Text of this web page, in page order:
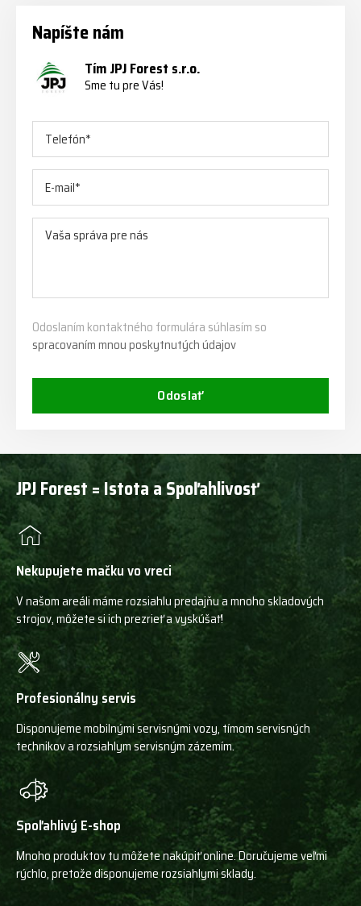
Napíšte nám
Tím JPJ Forest s.r.o.
Sme tu pre Vás!
Odoslaním kontaktného formulára súhlasím so
spracovaním mnou poskytnutých údajov
Odoslať
JPJ Forest = Istota a Spoľahlivosť
Nekupujete mačku vo vreci
V našom areáli máme rozsiahlu predajňu a mnoho skladových
strojov, môžete si ich prezrieť a vyskúšať!
Profesionálny servis
Disponujeme mobilnými servisnými vozy, tímom servisných
technikov a rozsiahlym servisným zázemím.
Spoľahlivý E-shop
Mnoho produktov tu môžete nakúpiť online. Doručujeme veľmi
rýchlo, pretože disponujeme rozsiahlymi sklady.